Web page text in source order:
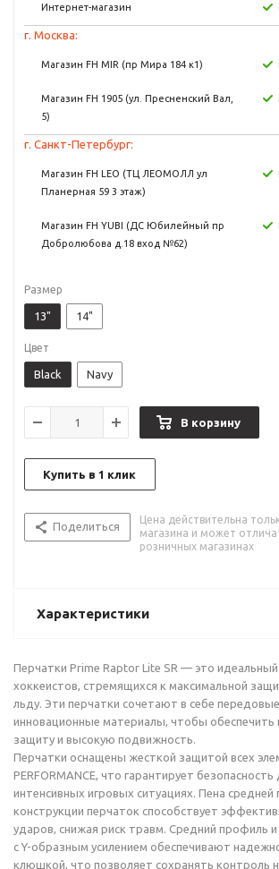
Интернет-магазин
г. Москва:
Магазин FH MIR (пр Мира 184 к1)
Магазин FH 1905 (ул. Пресненский Вал,
5)
г. Санкт-Петербург:
Магазин FH LEO (ТЦ ЛЕОМОЛЛ ул
Планерная 59 3 этаж)
Магазин FH YUBI (ДС Юбилейный пр
Добролюбова д.18 вход №62)
Размер
13" 14"
Цвет
Black Navy
В корзину
Купить в 1 клик
Поделиться
Цена действительна
магазина и может
розничных магазинах
Характеристики
Перчатки Prime Raptor Lite SR — это
хоккеистов, стремящихся к максимальной
льду. Эти перчатки сочетают в себе
инновационные материалы, чтобы обеспечить
защиту и высокую подвижность.
Перчатки оснащены жесткой защитой всех
PERFORMANCE, что гарантирует
интенсивных игровых ситуациях. Пена средней
конструкции перчаток способствует
ударов, снижая риск травм. Средний профиль
с Y-образным усилением обеспечивают
клюшкой, что позволяет сохранять контроль